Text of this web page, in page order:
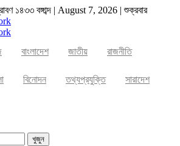
১৪৩৩ বঙ্গাব্দ | August 7, 2026 |শুক্রবার
বাংলাদেশ জাতীয় রাজনীতি
বিনোদন তথ্যপ্রযুক্তি সারাদেশ
খুজুন